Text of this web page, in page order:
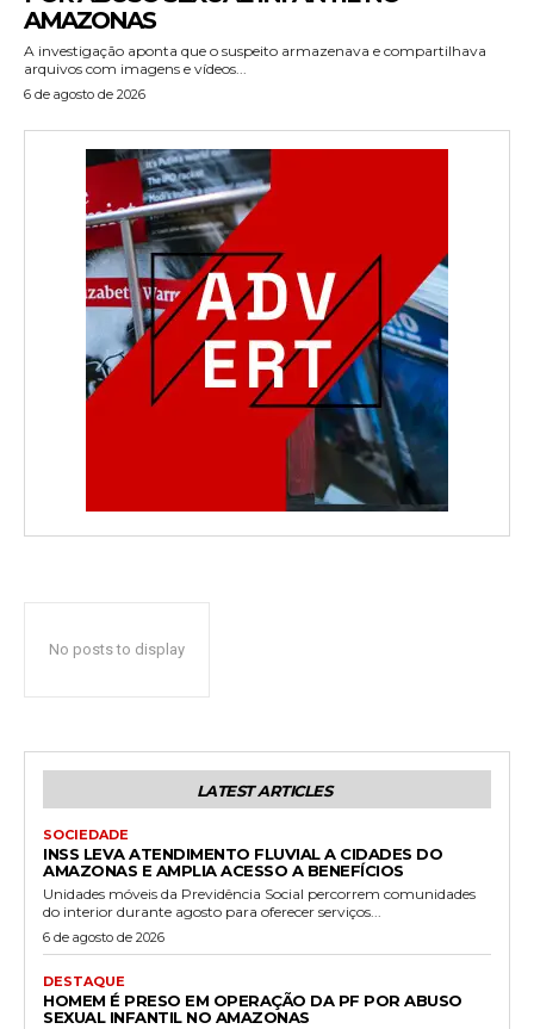
AMAZONAS
A investigação aponta que o suspeito armazenava e compartilhava
arquivos com imagens e vídeos...
6 de agosto de 2026
No posts to display
LATEST ARTICLES
SOCIEDADE
INSS LEVA ATENDIMENTO FLUVIAL A CIDADES DO
AMAZONAS E AMPLIA ACESSO A BENEFÍCIOS
Unidades móveis da Previdência Social percorrem comunidades
do interior durante agosto para oferecer serviços...
6 de agosto de 2026
DESTAQUE
HOMEM É PRESO EM OPERAÇÃO DA PF POR ABUSO
SEXUAL INFANTIL NO AMAZONAS